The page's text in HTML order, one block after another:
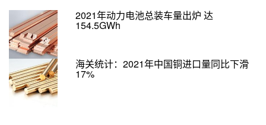
2021年动力电池总装车量出炉 达
154.5GWh
海关统计：2021年中国铜进口量同比下滑
17%